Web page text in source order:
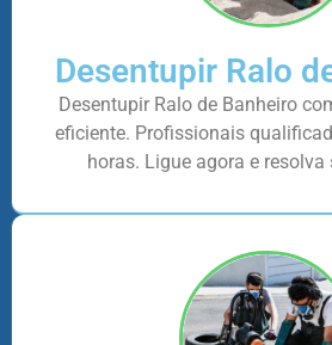
Desentupir Ralo
Desentupir Ralo de Banheiro
eficiente. Profissionais
horas. Ligue agora e resolva